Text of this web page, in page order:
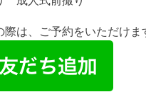
は、ご予約をいただけま